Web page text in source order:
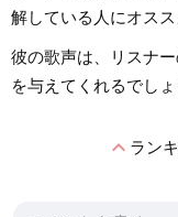
解している人にオスス
彼の歌声は、リスナ
を与えてくれるでしょ
expand_lessラン